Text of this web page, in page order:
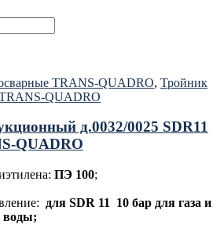
TRANS-QUADRO, Тройник
TRANS-QUADRO
д.0032/0025 SDR11
QUADRO
ПЭ 100;
для SDR 11 10 бар для газа и
воды;